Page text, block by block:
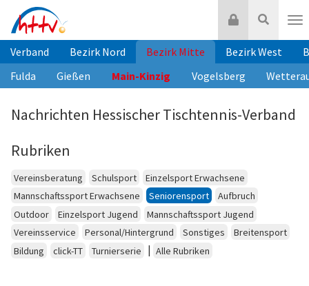
Inhalt
springen
Suche
Login
Verband Bezirk Nord Bezirk Mitte Bezirk West
Fulda
Gießen Main-Kinzig Vogelsberg
Nachrichten Hessischer Tischtennis-Verband
Rubriken
Vereinsberatung Schulsport
Einzelsport Erwachsene
Mannschaftssport Erwachsene
Seniorensport
Aufbruch
Outdoor
Einzelsport Jugend
Mannschaftssport Jugend
Vereinsservice
Personal/Hintergrund Sonstiges
Breitensport
Bildung
click-TT Turnierserie | Alle Rubriken